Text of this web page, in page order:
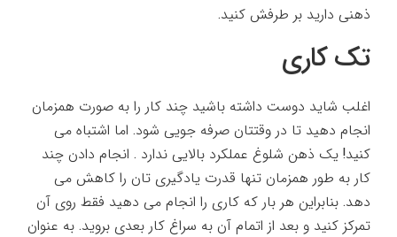
ذهنی دارید بر طرفش کنید.
تک کاری
اغلب شاید دوست داشته باشید چند کار را به صورت همزمان
انجام دهید تا در وقتتان صرفه جویی شود. اما اشتباه می
کنید! یک ذهن شلوغ عملکرد بالایی ندارد . انجام دادن چند
کار به طور همزمان تنها قدرت یادگیری تان را کاهش می
دهد. بنابراین هر بار که کاری را انجام می دهید فقط روی آن
تمرکز کنید و بعد از اتمام آن به سراغ کار بعدی بروید. به عنوان